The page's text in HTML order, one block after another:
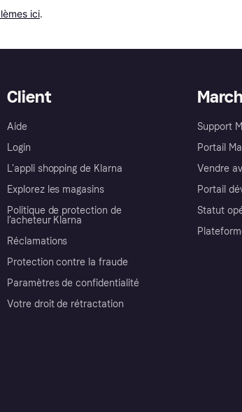
ici.
Client
Aide
Login
L'appli shopping de Klarna
Explorez les magasins
Politique de protection de
l’acheteur Klarna
Réclamations
Protection contre la fraude
Paramètres de confidentialité
Votre droit de rétractation
Support
Portail
Vendre
Portail
Statut